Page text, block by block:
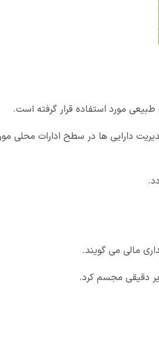
مورد استفاده قرار گرفته است.
دارایی ها در سطح ادارات محلی
مالی می گویند.
دقیقی مجسم کرد.